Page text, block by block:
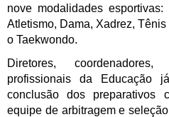
nove modalidades
Atletismo, Dama, Xadrez,
o Taekwondo.
Diretores,
profissionais da Educação
conclusão dos preparativos
equipe de arbitragem e